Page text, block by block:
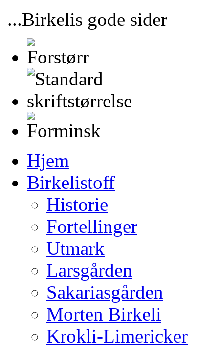
...Birkelis gode sider
Hjem
Birkelistoff
Historie
Fortellinger
Utmark
Larsgården
Sakariasgården
Morten Birkeli
Krokli-Limericker